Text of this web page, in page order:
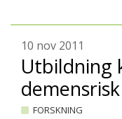
10 nov 2011
Utbildning
demensrisk
FORSKNING